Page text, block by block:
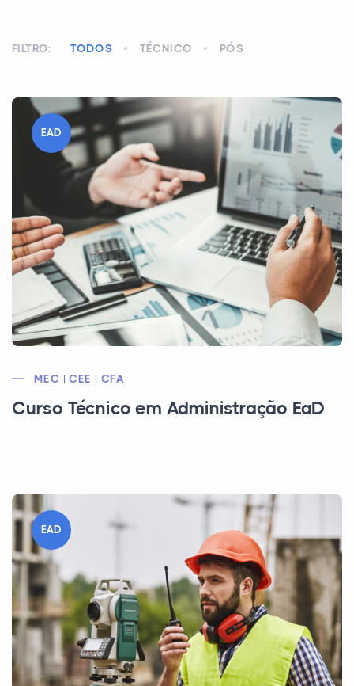
FILTRO: TODOS TÉCNICO PÓS
EAD
MEC | CEE | CFA
Curso Técnico em Administração EaD
EAD